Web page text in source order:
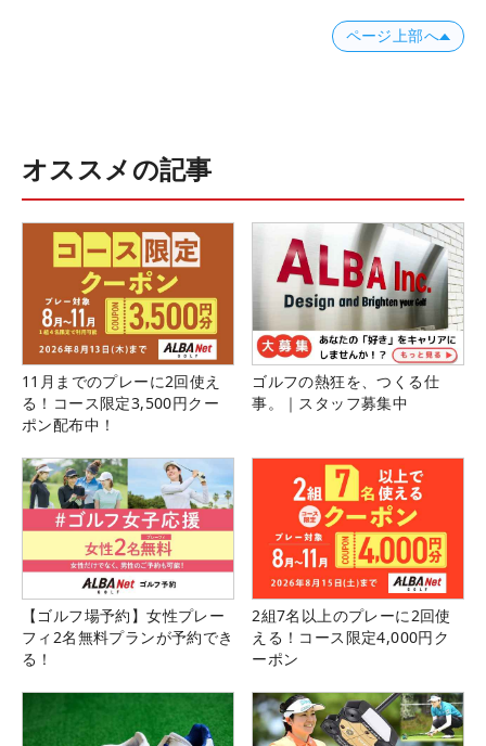
ページ上部へ
オススメの記事
11月までのプレーに2回使え
る！コース限定3,500円クー
ポン配布中！
ゴルフの熱狂を、つくる仕
事。｜スタッフ募集中
【ゴルフ場予約】女性プレー
フィ2名無料プランが予約でき
る！
2組7名以上のプレーに2回使
える！コース限定4,000円ク
ーポン